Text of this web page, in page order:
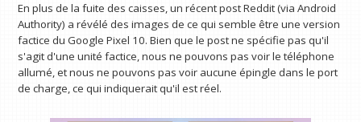
En plus de la fuite des caisses, un récent post Reddit (via Android
Authority) a révélé des images de ce qui semble être une version
factice du Google Pixel 10. Bien que le post ne spécifie pas qu'il
s'agit d'une unité factice, nous ne pouvons pas voir le téléphone
allumé, et nous ne pouvons pas voir aucune épingle dans le port
de charge, ce qui indiquerait qu'il est réel.